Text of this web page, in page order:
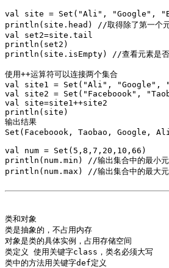
val site = Set("Ali", "Google",
println(site.head) //取得除了第一个元
val set2=site.tail
println(set2)
println(site.isEmpty) //查看元素是否
使用++运算符可以连接两个集合
val site1 = Set("Ali", "Google",
val site2 = Set("Faceboook",
val site=site1++site2
println(site)
输出结果
Set(Faceboook, Taobao, Google,
val num = Set(5,8,7,20,10,66)
println(num.min) //输出集合中的最小元
println(num.max) //输出集合中的最大
类和对象
类是抽象的，不占用内存
对象是类的具体实例，占用存储空间
类定义 使用关键字class，类名必须大写
类中的方法用关键字def定义